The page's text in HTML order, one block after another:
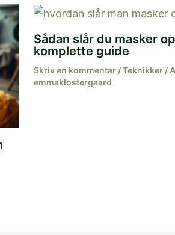
Sådan slår du masker
komplette guide
Skriv en kommentar /Teknikker/
emmaklostergaard